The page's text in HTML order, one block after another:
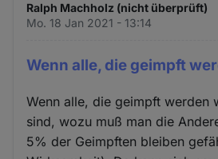
Ralph Machholz (nicht überprüft)
Mo. 18 Jan 2021 - 13:14
Wenn alle, die geimpft
Wenn alle, die geimpft werden
sind, wozu muß man die
5% der Geimpften bleiben